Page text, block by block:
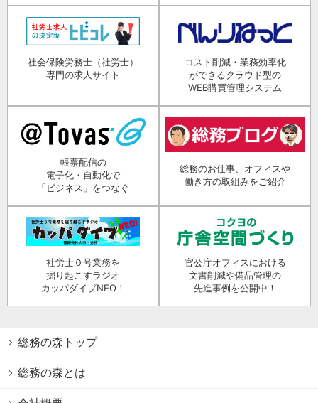
社会保険労務士（社労士）
専門の求人サイト
コスト削減・業務効率化
ができるクラウド型の
WEB購買管理システム
帳票配信の
電子化・自動化で
「ビジネス」をつなぐ
総務のお仕事、オフィスや
働き方の取組みをご紹介
社労士０号業務を
掘り起こすラジオ
カッパダイブNEO！
官公庁オフィスにおける
文書削減や備品管理の
先進事例を公開中！
総務の森トップ
総務の森とは